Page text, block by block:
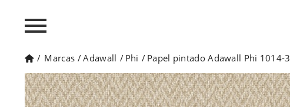
/ Marcas /Adawall / Phi / Papel pintado Adawall Phi 1014-3